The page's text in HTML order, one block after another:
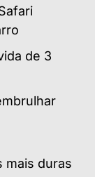
de 3
mais duras